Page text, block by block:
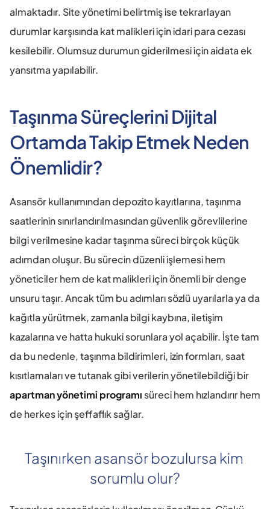
almaktadır. Site yönetimi belirtmiş ise tekrarlayan
durumlar karşısında kat malikleri için idari para cezası
kesilebilir. Olumsuz durumun giderilmesi için aidata ek
yansıtma yapılabilir.
Taşınma Süreçlerini Dijital
Ortamda Takip Etmek Neden
Önemlidir?
Asansör kullanımından depozito kayıtlarına, taşınma
saatlerinin sınırlandırılmasından güvenlik görevlilerine
bilgi verilmesine kadar taşınma süreci birçok küçük
adımdan oluşur. Bu sürecin düzenli işlemesi hem
yöneticiler hem de kat malikleri için önemli bir denge
unsuru taşır. Ancak tüm bu adımları sözlü uyarılarla ya da
kağıtla yürütmek, zamanla bilgi kaybına, iletişim
kazalarına ve hatta hukuki sorunlara yol açabilir. İşte tam
da bu nedenle, taşınma bildirimleri, izin formları, saat
apartman yönetimi programı süreci hem hızlandırır hem
de herkes için şeffaflık sağlar.
Taşınırken asansör bozulursa kim
sorumlu olur?